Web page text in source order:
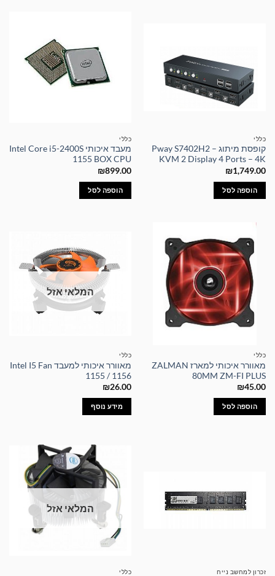
כללי
קופסת מיתוג – Pway S7402H2
KVM 2 Display 4 Ports – 4K
₪1,749.00
הוספה לסל
כללי
מעבד איכותי Intel Core i5-2400S
1155 BOX CPU
₪899.00
הוספה לסל
כללי
מאוורר איכותי למארז ZALMAN
80MM ZM-FI PLUS
₪45.00
הוספה לסל
המלאי אזל
כללי
מאוורר איכותי למעבד Intel I5 Fan
1155 / 1156
₪26.00
מידע נוסף
זכרון למחשב נייח
המלאי אזל
כללי